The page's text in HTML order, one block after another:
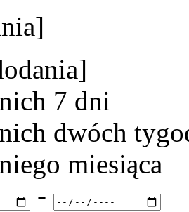
7 dni
dwóch
miesiąca
-